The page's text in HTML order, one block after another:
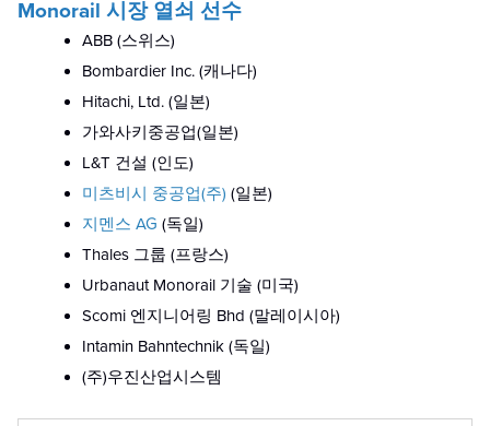
Monorail 시장 열쇠 선수
ABB (스위스)
Bombardier Inc. (캐나다)
Hitachi, Ltd. (일본)
가와사키중공업(일본)
L&T 건설 (인도)
미츠비시 중공업(주) (일본)
지멘스 AG (독일)
Thales 그룹 (프랑스)
Urbanaut Monorail 기술 (미국)
Scomi 엔지니어링 Bhd (말레이시아)
Intamin Bahntechnik (독일)
(주)우진산업시스템